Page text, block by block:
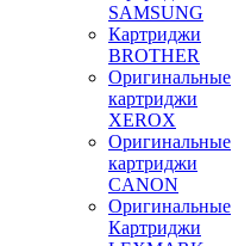
SAMSUNG
Картриджи
BROTHER
Оригинальные
картриджи
XEROX
Оригинальные
картриджи
CANON
Оригинальные
Картриджи